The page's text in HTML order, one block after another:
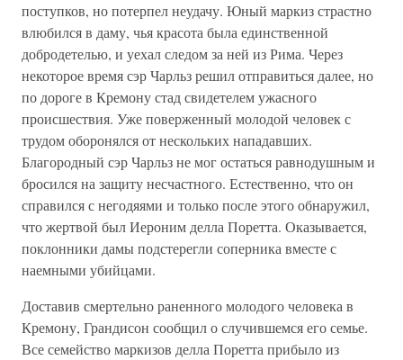
поступков, но потерпел неудачу. Юный маркиз страстно
влюбился в даму, чья красота была единственной
добродетелью, и уехал следом за ней из Рима. Через
некоторое время сэр Чарльз решил отправиться далее, но
по дороге в Кремону стад свидетелем ужасного
происшествия. Уже поверженный молодой человек с
трудом оборонялся от нескольких нападавших.
Благородный сэр Чарльз не мог остаться равнодушным и
бросился на защиту несчастного. Естественно, что он
справился с негодяями и только после этого обнаружил,
что жертвой был Иероним делла Поретта. Оказывается,
поклонники дамы подстерегли соперника вместе с
наемными убийцами.
Доставив смертельно раненного молодого человека в
Кремону, Грандисон сообщил о случившемся его семье.
Все семейство маркизов делла Поретта прибыло из